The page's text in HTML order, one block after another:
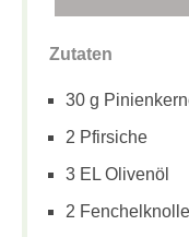
Zutaten
30 g
2 Pfirsiche
3 EL Olivenöl
2